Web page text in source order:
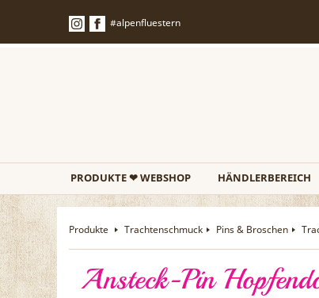
#alpenfluestern
PRODUKTE ❤ WEBSHOP HÄNDLERBEREICH
Produkte Trachtenschmuck Pins & Broschen
Ansteck-Pin